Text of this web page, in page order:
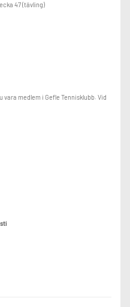
vecka 47 (tävling)
vara medlem i Gefle Tennisklubb. Vid